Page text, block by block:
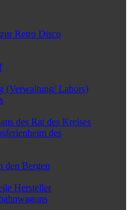
Retro Disco
(Verwaltung/ Labors)
des Rat des Kreises
des
den Bergen
Hersteller